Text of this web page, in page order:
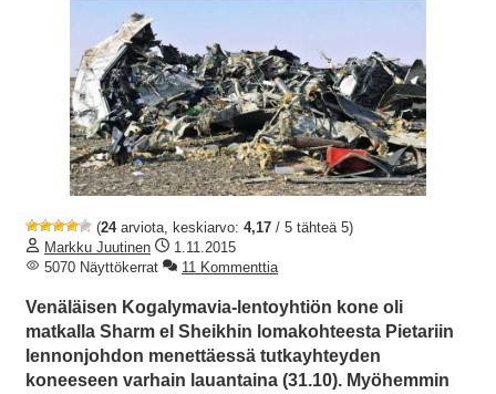
(24arviota, keskiarvo: 4,17 / 5 tähteä 5)
Markku Juutinen
1.11.2015
5070 Näyttökerrat
11 Kommenttia
Venäläisen Kogalymavia-lentoyhtiön kone oli
matkalla Sharm el Sheikhin lomakohteesta Pietariin
lennonjohdon menettäessä tutkayhteyden
koneeseen varhain lauantaina (31.10). Myöhemmin